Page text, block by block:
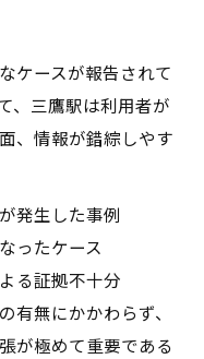
ケースが報告されて
、三鷹駅は利用者が
、情報が錯綜しやす
発生した事例
ったケース
る証拠不十分
有無にかかわらず、
が極めて重要である